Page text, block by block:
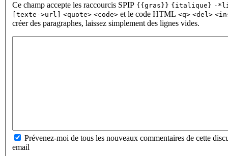
Ce champ accepte les raccourcis SPIP {{gras}} {italique} -
[texte->url]
<quote> <code> et le code HTML <q> <del>
créer des paragraphes, laissez simplement des lignes vides.
Prévenez-moi de tous les nouveaux commentaires de cette
email